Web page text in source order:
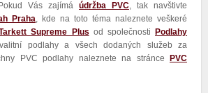
Vás zajímá údržba PVC, tak navštivte
Praha, kde na toto téma naleznete veškeré
Supreme Plus od společnosti
Podlahy
podlahy a všech dodaných služeb za
PVC podlahy naleznete na stránce
PVC